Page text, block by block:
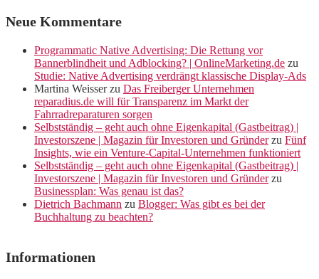
Neue Kommentare
Programmatic Native Advertising: Die Rettung vor
Bannerblindheit und Adblocking? | OnlineMarketing.de zu
Studie: Native Advertising verdrängt klassische Display-Ads
Martina Weisserzu Das Freiberger Unternehmen
reparadius.de will für Transparenz im Markt der
Fahrradreparaturen sorgen
Selbstständig – geht auch ohne Eigenkapital (Gastbeitrag) |
Investorszene | Magazin für Investoren und Gründerzu Fünf
Insights, wie ein Venture-Capital-Unternehmen funktioniert
Selbstständig – geht auch ohne Eigenkapital (Gastbeitrag) |
Investorszene | Magazin für Investoren und Gründerzu
Businessplan: Was genau ist das?
Dietrich Bachmann zu Blogger: Was gibt es bei der
Buchhaltung zu beachten?
Informationen